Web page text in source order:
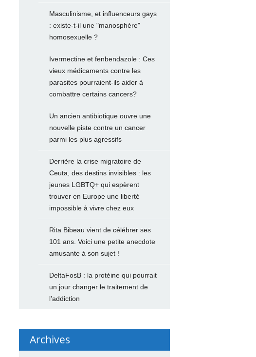
Masculinisme, et influenceurs gays
: existe-t-il une "manosphère"
homosexuelle ?
Ivermectine et fenbendazole : Ces
vieux médicaments contre les
parasites pourraient-ils aider à
combattre certains cancers?
Un ancien antibiotique ouvre une
nouvelle piste contre un cancer
parmi les plus agressifs
Derrière la crise migratoire de
Ceuta, des destins invisibles : les
jeunes LGBTQ+ qui espèrent
trouver en Europe une liberté
impossible à vivre chez eux
Rita Bibeau vient de célébrer ses
101 ans. Voici une petite anecdote
amusante à son sujet !
DeltaFosB : la protéine qui pourrait
un jour changer le traitement de
l’addiction
Archives